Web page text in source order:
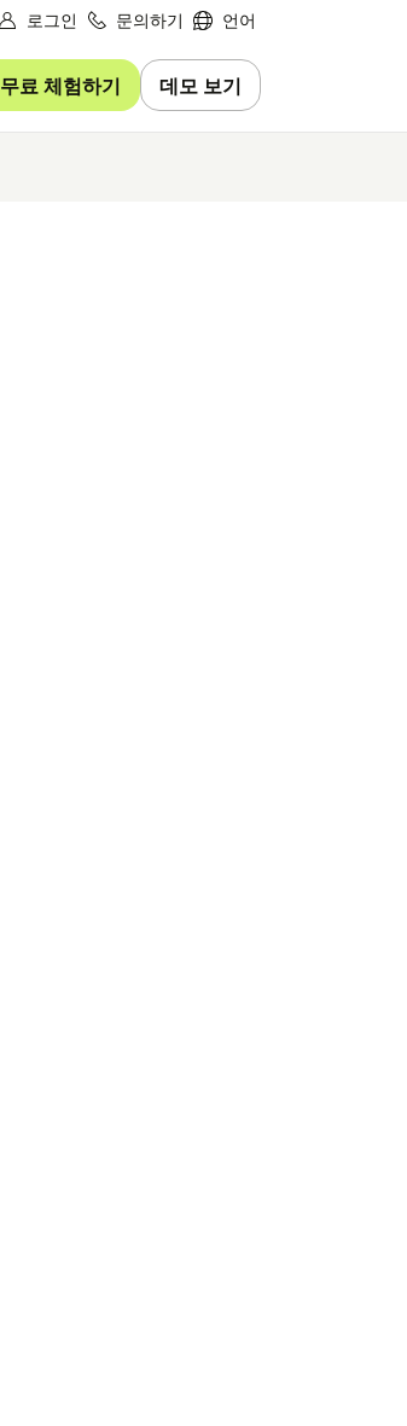
로그인 문의하기 언어
무료 체험하기 데모 보기